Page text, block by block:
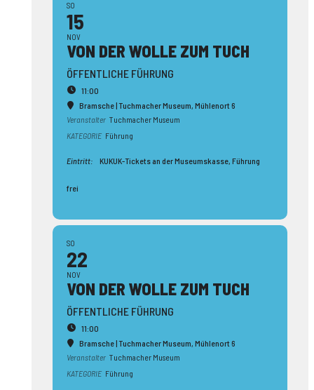
SO
15
NOV
VON DER WOLLE ZUM TUCH
ÖFFENTLICHE FÜHRUNG
11:00
Bramsche | Tuchmacher Museum, Mühlenort 6
Veranstalter Tuchmacher Museum
KATEGORIE Führung
Eintritt: KUKUK-Tickets an der Museumskasse, Führung
frei
SO
22
NOV
VON DER WOLLE ZUM TUCH
ÖFFENTLICHE FÜHRUNG
11:00
Bramsche | Tuchmacher Museum, Mühlenort 6
Veranstalter Tuchmacher Museum
KATEGORIE Führung